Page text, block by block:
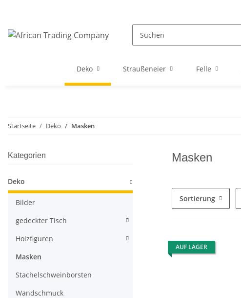
Deko Straußeneier Felle
Startseite Deko Masken
Masken
Sortierung
AUF LAGER
Kategorien
Deko
Bilder
gedeckter Tisch
Holzfiguren
Masken
Stachelschweinborsten
Wandschmuck